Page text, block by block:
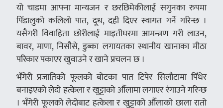
यो चाडमा आफ्ना मान्यजन र छरछिमेकीलाई सगुनका रुपमा
पिँडालुको कलिलो पात, दूध, दही दिएर स्वागत गर्ने गरिन्छ ।
यसैगरी विवाहिता छोरीलाई माइतीघरमा आमन्त्रण गरी लाउन,
बावर, माणा, निसौसे, डुब्का लगायतका स्थानीय खानाका मीठा
परिकार पकाएर खुवाउने र खाने प्रचलन छ ।
भँगेरी प्रजातिको फूलको बोटका पात टिपेर सिलौटामा पिँधेर
बनाइएको लेदो हत्केला र खुट्टाको औँलामा लगाएर रंगाउने गरिन्छ
। भँगेरी फूलको लेदोबाट हत्केला र खुट्टाको औँलाको छाला रातो